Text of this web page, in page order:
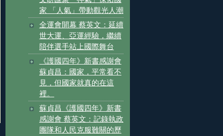
家 「人氣」帶動觀光人潮
全運會開幕 蔡英文：延續
世大運、亞運經驗，繼續
陪伴選手站上國際舞台
《護國四年》新書感謝會
蘇貞昌：國家，平常看不
見，但國家就真的在這
裡。
蘇貞昌《護國四年》新書
感謝會 蔡英文：記錄執政
團隊和人民克服難關的歷